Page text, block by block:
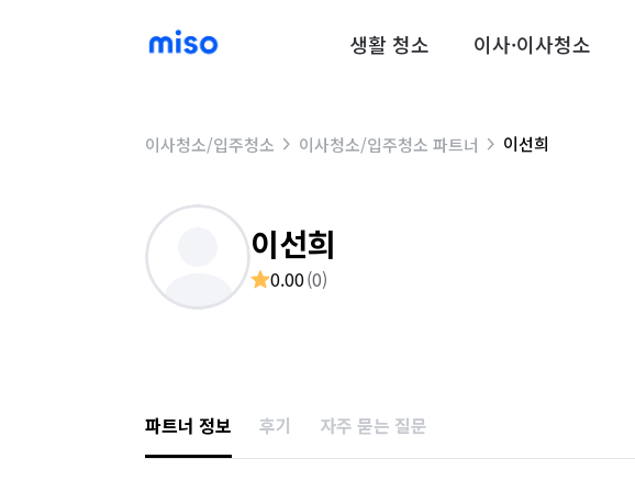
생활 청소 이사·이사청소
이사청소/입주청소 이사청소/입주청소 파트너 이선희
이선희
0.00(0)
파트너 정보 후기 자주 묻는 질문